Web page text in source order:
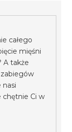
całego
mięśni
A także
chętnie Ci w